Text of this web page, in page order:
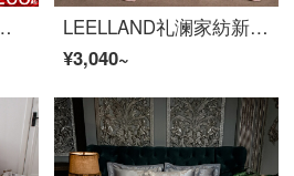
ドの花言葉清揚-黄は1.5または1.8 mベッドを適用します。
LEELLAND礼澜家紡新中国式刺繍32本の水洗い綿ベッドの上に4点セットの花卉刺繍純綿中国式サンプルセットの軽回生-粉1.5-1.8メートルベッド/200*230 cm
¥3,040~